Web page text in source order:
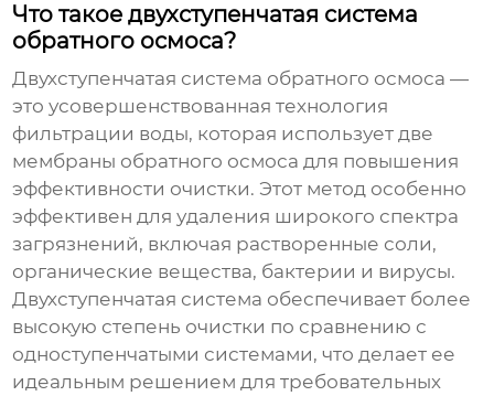
Что такое двухступенчатая система
обратного осмоса?
Двухступенчатая система обратного осмоса —
это усовершенствованная технология
фильтрации воды, которая использует две
мембраны обратного осмоса для повышения
эффективности очистки. Этот метод особенно
эффективен для удаления широкого спектра
загрязнений, включая растворенные соли,
органические вещества, бактерии и вирусы.
Двухступенчатая система обеспечивает более
высокую степень очистки по сравнению с
одноступенчатыми системами, что делает ее
идеальным решением для требовательных